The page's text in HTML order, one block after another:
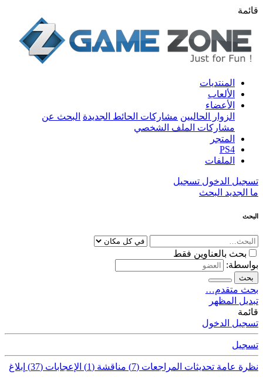
قائمة
المنتديات
الألعاب
الأعضاء
الزوار الحاليين مشاركات الحائط الجديدة البحث عن
مشاركات الملف الشخصي
المتجر
PS4
الملفات
تسجيل الدخول تسجيل
ما الجديد البحث
البحث
بحث بالعناوين فقط
بواسطة:
بحث
بحث متقدم…
تبديل المظهر
قائمة
تسجيل الدخول
تسجيل
نظرة عامة تحديثات المراجعات (7) مناقشة (1) الإعجابات (37) إبلاغ